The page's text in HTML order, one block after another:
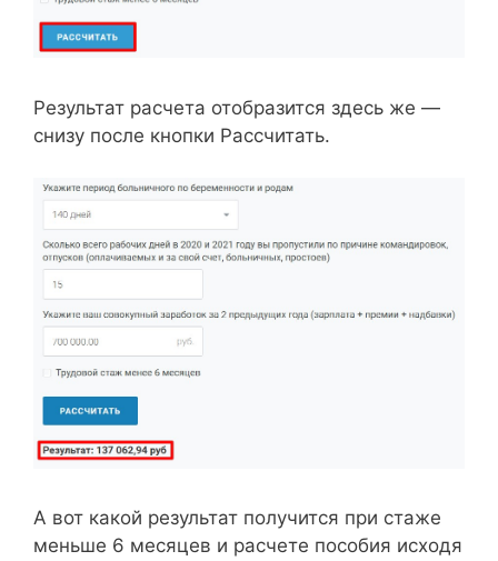
Результат расчета отобразится здесь же —
снизу после кнопки Рассчитать.
А вот какой результат получится при стаже
меньше 6 месяцев и расчете пособия исходя